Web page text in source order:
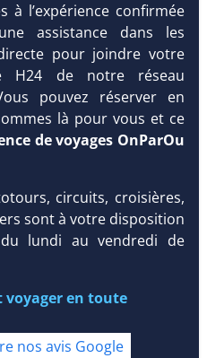
DEMANDE
D’INFORMATIONS
DEVIS /
23 °C
m
:43 %
à l’expérience confirmée
assistance dans les
pour joindre votre
H24 de notre réseau
pouvez réserver en
là pour vous et ce
de voyages OnParOu
circuits, croisières,
sont à votre disposition
lundi au vendredi de
voyager en toute
nos avis Google